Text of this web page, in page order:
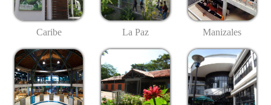
Caribe La Paz Manizales